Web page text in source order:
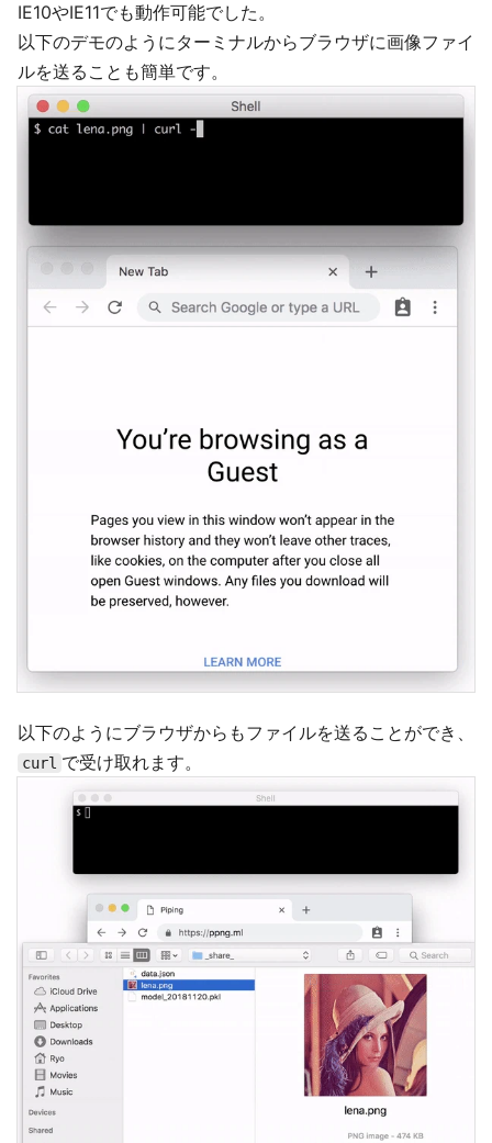
IE10やIE11でも動作可能でした。
以下のデモのようにターミナルからブラウザに画像ファイ
ルを送ることも簡単です。
以下のようにブラウザからもファイルを送ることができ、
curl で受け取れます。